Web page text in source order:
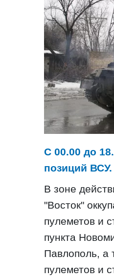
С 00.00 до
позиций ВСУ.
В зоне
"Восток"
пулеметов и
пункта
Павлополь, а
пулеметов и